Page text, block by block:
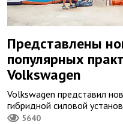
Представлены
популярных
Volkswagen
Volkswagen представил
гибридной силовой
5640